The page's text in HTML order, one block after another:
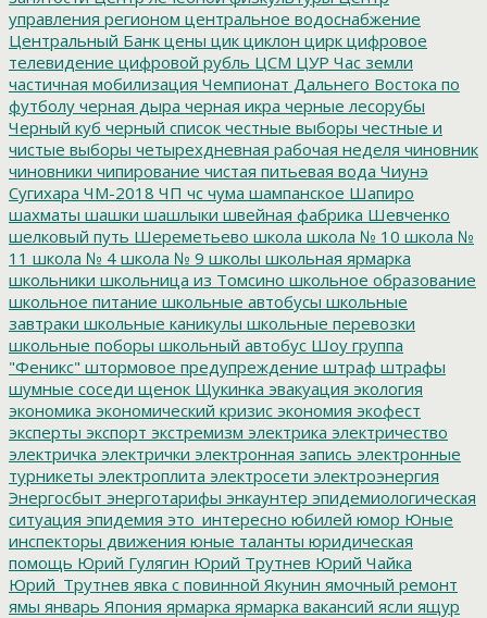
управления регионом центральное водоснабжение
Центральный Банк цены цик циклон цирк цифровое
телевидение цифровой рубль ЦСМ ЦУР Час земли
частичная мобилизация Чемпионат Дальнего Востока по
футболу черная дыра черная икра черные лесорубы
Черный куб черный список честные выборы честные и
чистые выборы четырехдневная рабочая неделя чиновник
чиновники чипирование чистая питьевая вода Чиунэ
Сугихара ЧМ-2018 ЧП чс чума шампанское Шапиро
шахматы шашки шашлыки швейная фабрика Шевченко
шелковый путь Шереметьево школа школа № 10 школа №
11 школа № 4 школа № 9 школы школьная ярмарка
школьники школьница из Томсино школьное образование
школьное питание школьные автобусы школьные
завтраки школьные каникулы школьные перевозки
школьные поборы школьный автобус Шоу группа
"Феникс" штормовое предупреждение штраф штрафы
шумные соседи щенок Щукинка эвакуация экология
экономика экономический кризис экономия экофест
эксперты экспорт экстремизм электрика электричество
электричка электрички электронная запись электронные
турникеты электроплита электросети электроэнергия
Энергосбыт энерготарифы энкаунтер эпидемиологическая
ситуация эпидемия это_интересно юбилей юмор Юные
инспекторы движения юные таланты юридическая
помощь Юрий Гулягин Юрий Трутнев Юрий Чайка
Юрий_Трутнев явка с повинной Якунин ямочный ремонт
ямы январь Япония ярмарка ярмарка вакансий ясли ящур